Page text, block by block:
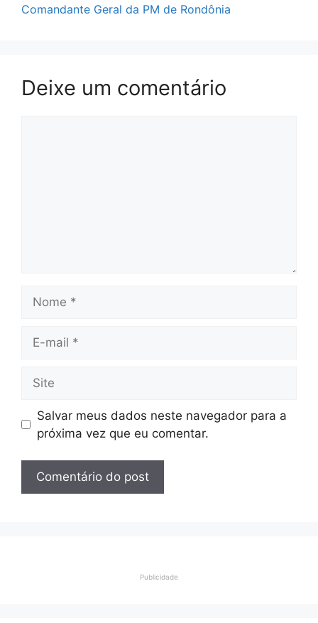
Comandante Geral da PM de Rondônia
Deixe um comentário
mail
Salvar meus dados neste navegador para a
próxima vez que eu comentar.
Publicidade